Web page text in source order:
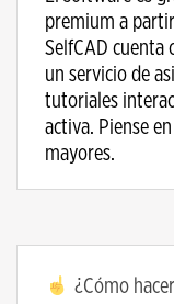
premium a
SelfCAD cuenta
un servicio de
tutoriales
activa. Piense
mayores.
¿Cómo